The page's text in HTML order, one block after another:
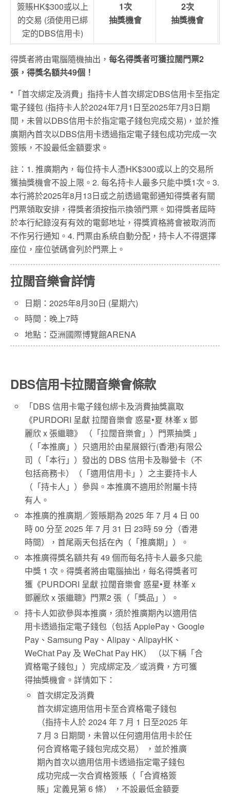
簽賬HK$300或以上
的交易 (須使用已綁
定的DBS信用卡)
1次
抽獎機會
2次
抽獎機會
得獎者將由電腦隨機抽出， 每名得獎者可獲拉闊門票2
張，得獎名額共49個！
*「首次綁定及消費」指持卡人首次綁定DBS信用卡至指定
電子錢包 (指持卡人於2024年7月1日至2025年7月3日期
間，未曾以DBS信用卡於指定電子錢包完成交易)，並於推
廣期內首次以DBS信用卡透過指定電子錢包成功完成一次
簽賬，不設最低金額要求。
註：1. 推廣期內，每位持卡人憑HK$300或以上的交易所
獲抽獎機會不設上限。2. 每名持卡人最多只能中獎1次。3.
本行將於2025年8月13日或之前透過電郵通知得獎者有關
門票領取安排，得獎者須按指示換領門票。如得獎者屆時
於本行紀錄沒有有效的電郵地址，得獎資格將會被取消而
不作另行通知。4. 門票由系統自動分配，持卡人不得選擇
座位，座位號碼會列於門票上。
拉闊音樂會詳情
日期：2025年8月30日 (星期六)
時間：晚上7時
地點：亞洲國際博覽館ARENA
DBS信用卡拉闊音樂會條款
「DBS 信用卡電子錢包綁卡及消費抽獎贏取
《PURDORI 呈獻 拉闊音樂會 惑星•夏 林峯 x 鄧
麗欣 x 張繼聰》 （「拉闊音樂會」）門票抽獎 」
（「本推廣」）只適用於由星展銀行(香港)有限公
司（「本行」）發出的 DBS 信用卡及聯營卡（不
包括商務卡）（「適用信用卡」）之主要持卡人
（「持卡人」）參與。本推廣不適用於附屬卡持
有人。
本推廣的推廣期／簽賬期為 2025 年 7 月 4 日 00
時 00 分至 2025 年 7 月 31 日 23時 59 分（香港
時間），首尾兩天包括在內（「推廣期」）。
本推廣得獎名額共有 49 個而每名持卡人最多只能
中獎 1 次。得獎者將由電腦抽出，每名得獎者可
獲《PURDORI 呈獻 拉闊音樂會 惑星•夏 林峯 x
鄧麗欣 x 張繼聰》門票2 張（「獎品」）。
持卡人如欲參與本推廣，須於推廣期內以適用信
用卡透過指定電子錢包（包括 ApplePay、Google
Pay、Samsung Pay、Alipay、AlipayHK、
WeChat Pay 及 WeChat Pay HK） （以下稱「合
資格電子錢包」）完成綁定及／或消費，方可獲
得抽獎機會。詳情如下：
首次綁定及消費
首次綁定適用信用卡至合資格電子錢包
（指持卡人於 2024 年 7 月 1 日至2025 年
7 月 3 日期間，未曾以任何適用信用卡於任
何合資格電子錢包完成交易） ，並於推廣
期內首次以適用信用卡透過指定電子錢包
成功完成一次合資格簽賬（「合資格簽
賬」定義見第 6 條） ，不設最低金額要